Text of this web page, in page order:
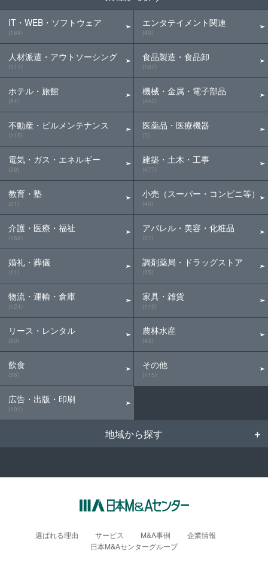
IT・WEB・ソフトウェア
(184)
人材派遣・アウトソーシング
(111)
ホテル・旅館
(54)
不動産・ビルメンテナンス
(115)
電気・ガス・エネルギー
(39)
教育・塾
(31)
介護・医療・福祉
(168)
婚礼・葬儀
(11)
物流・運輸・倉庫
(124)
リース・レンタル
(30)
飲食
(56)
広告・出版・印刷
(101)
エンタテイメント関連
(40)
食品製造・食品卸
(107)
機械・金属・電子部品
(442)
医薬品・医療機器
(7)
建築・土木・工事
(477)
小売（スーパー・コンビニ等）
(45)
アパレル・美容・化粧品
(71)
調剤薬局・ドラッグストア
(25)
家具・雑貨
(119)
農林水産
(43)
その他
(115)
地域から探す
選ばれる理由 サービス M&A事例
企業情報
日本M&Aセンターグループ